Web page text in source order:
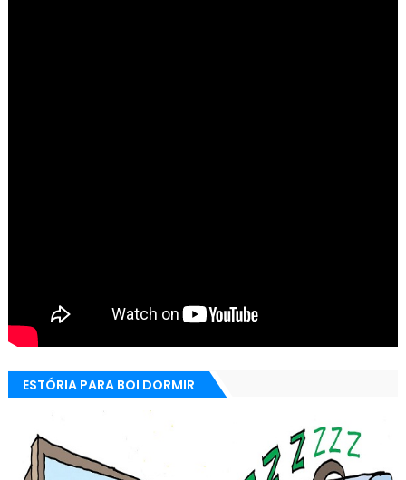
ESTÓRIA PARA BOI DORMIR